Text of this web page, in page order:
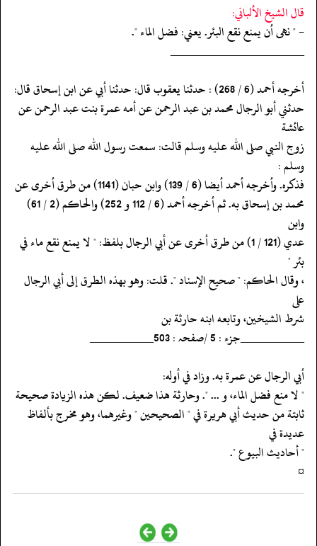
قال الشيخ الألباني:
- " نهى أن يمنع نقع البئر. يعني: فضل الماء ".
‏‏‏‏_____________________
‏‏‏‏أخرجه أحمد (6 / 268) : حدثنا يعقوب قال: حدثنا أبي عن ابن إسحاق قال:
‏‏‏‏حدثني أبو الرجال محمد بن عبد الرحمن عن أمه عمرة بنت عبد الرحمن عن
عائشة
‏‏‏‏زوج النبي صلى الله عليه وسلم قالت: سمعت رسول الله صلى الله عليه
وسلم :
‏‏‏‏فذكره. وأخرجه أحمد أيضا (6 / 139) وابن حبان (1141) من طرق أخرى عن
‏‏‏‏محمد بن إسحاق به. ثم أخرجه أحمد (6 / 112 و 252) والحاكم (2 / 61)
وابن
‏‏‏‏عدي (121 / 1) من طرق أخرى عن أبي الرجال بلفظ: " لا يمنع نقع ماء في
بئر "
‏‏‏‏، وقال الحاكم: " صحيح الإسناد ". قلت: وهو بهذه الطرق إلى أبي الرجال
على
‏‏‏‏شرط الشيخين، وتابعه ابنه حارثة بن
‏‏‏‏__________جزء : 5 /صفحہ : 503__________
‏‏‏‏أبي الرجال عن عمرة به. وزاد في أوله:
‏‏‏‏" لا منع فضل الماء، و ... ". وحارثة هذا ضعيف. لكن هذه الزيادة صحيحة
‏‏‏‏ثابتة من حديث أبي هريرة في " الصحيحين " وغيرهما، وهو مخرج بألفاظ
عديدة في
‏‏‏‏" أحاديث البيوع ".
‏‏‏‏¤